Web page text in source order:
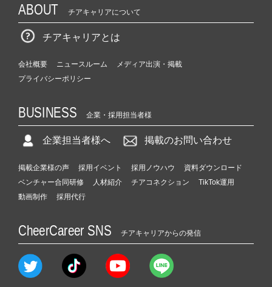
ABOUT チアキャリアについて
チアキャリアとは
会社概要 ニュースルーム
メディア出演・掲載
プライバシーポリシー
BUSINESS 企業・採用担当者様
企業担当者様へ 掲載のお問い合わせ
掲載企業様の声 採用イベント 採用ノウハウ
資料ダウンロード
ベンチャー合同研修
人材紹介 チアコネクション
TikTok運用
動画制作
採用代行
CheerCareer SNS チアキャリアからの発信